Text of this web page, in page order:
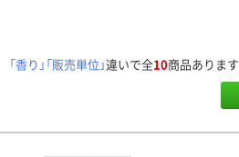
「香り」「販売単位」違いで全10商品あります